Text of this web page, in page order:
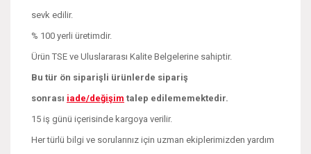
sevk edilir.
% 100 yerli üretimdir.
Ürün TSE ve Uluslararası Kalite Belgelerine sahiptir.
Bu tür ön siparişli ürünlerde sipariş
sonrası iade/değişim talep edilememektedir.
15 iş günü içerisinde kargoya verilir.
Her türlü bilgi ve sorularınız için uzman ekiplerimizden yardım